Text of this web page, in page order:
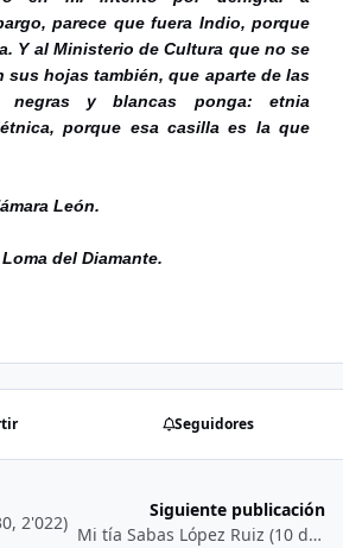
parece que fuera Indio, porque
Y al Ministerio de Cultura que no se
sus hojas también, que aparte de las
negras y blancas ponga: etnia
porque esa casilla es la que
León.
del Diamante.
Seguidores
2'022)
Siguiente publicación
Mi tía Sabas López Ruiz (10 de Febrero de 2022)…